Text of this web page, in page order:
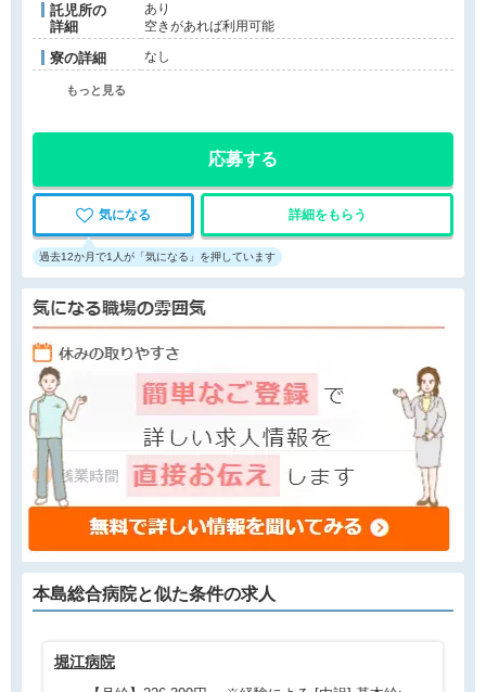
託児所の
詳細
あり
空きがあれば利用可能
寮の詳細 なし
もっと見る
応募する
気になる 詳細をもらう
過去12か月で1人が「気になる」を押しています
本島総合病院と似た条件の求人
堀江病院